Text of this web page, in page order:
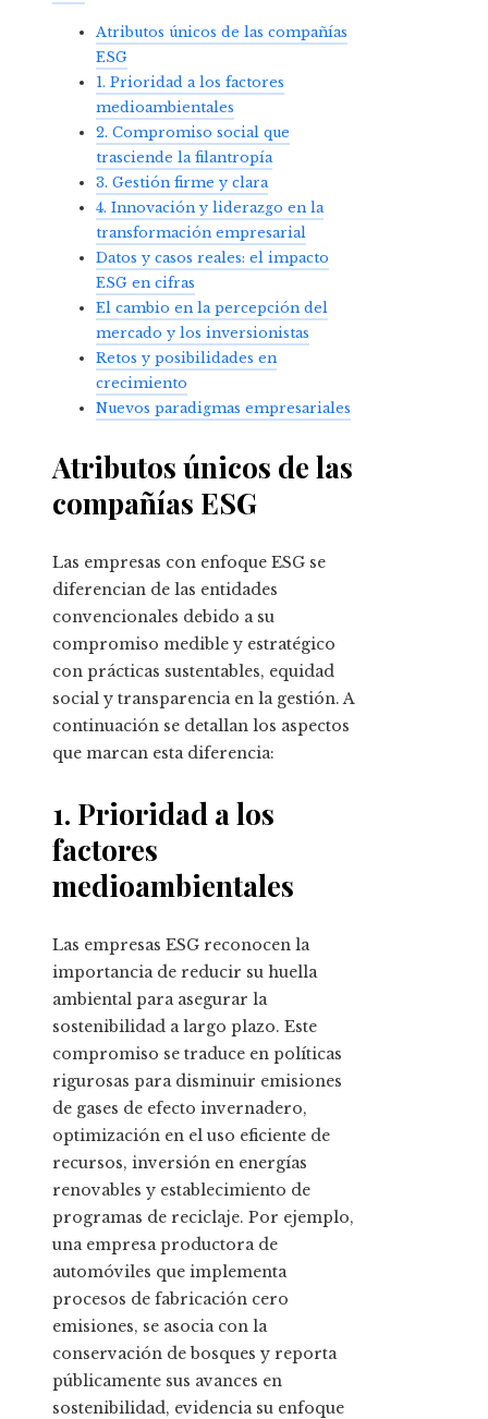
Atributos únicos de las compañías
ESG
1. Prioridad a los factores
medioambientales
2. Compromiso social que
trasciende la filantropía
3. Gestión firme y clara
4. Innovación y liderazgo en la
transformación empresarial
Datos y casos reales: el impacto
ESG en cifras
El cambio en la percepción del
mercado y los inversionistas
Retos y posibilidades en
crecimiento
Nuevos paradigmas empresariales
Atributos únicos de las
compañías ESG
Las empresas con enfoque ESG se
diferencian de las entidades
convencionales debido a su
compromiso medible y estratégico
con prácticas sustentables, equidad
social y transparencia en la gestión. A
continuación se detallan los aspectos
que marcan esta diferencia:
1. Prioridad a los
factores
medioambientales
Las empresas ESG reconocen la
importancia de reducir su huella
ambiental para asegurar la
sostenibilidad a largo plazo. Este
compromiso se traduce en políticas
rigurosas para disminuir emisiones
de gases de efecto invernadero,
optimización en el uso eficiente de
recursos, inversión en energías
renovables y establecimiento de
programas de reciclaje. Por ejemplo,
una empresa productora de
automóviles que implementa
procesos de fabricación cero
emisiones, se asocia con la
conservación de bosques y reporta
públicamente sus avances en
sostenibilidad, evidencia su enfoque